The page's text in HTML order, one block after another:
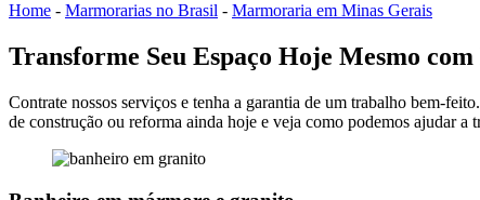
Home - Marmorarias no Brasil - Marmoraria em Minas Gerais
Transforme Seu Espaço Hoje Mesmo
Contrate nossos serviços e tenha a garantia de um trabalho bem-
de construção ou reforma ainda hoje e veja como podemos ajudar a